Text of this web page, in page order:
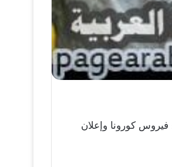
كورونا وإعلان